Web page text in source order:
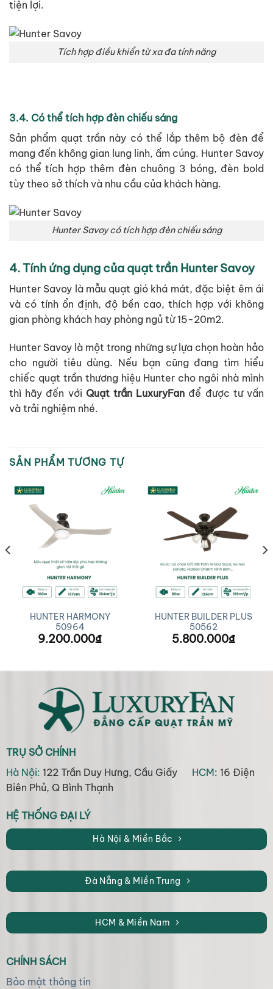
tiện lợi.
Tích hợp điều khiển từ xa đa tính năng
3.4. Có thể tích hợp đèn chiếu sáng
Sản phẩm quạt trần này có thể lắp thêm bộ đèn để
mang đến không gian lung linh, ấm cúng. Hunter Savoy
có thể tích hợp thêm đèn chuông 3 bóng, đèn bold
tùy theo sở thích và nhu cầu của khách hàng.
Hunter Savoy có tích hợp đèn chiếu sáng
4. Tính ứng dụng của quạt trần Hunter Savoy
Hunter Savoy là mẫu quạt gió khá mát, đặc biệt êm ái
và có tính ổn định, độ bền cao, thích hợp với không
gian phòng khách hay phòng ngủ từ 15-20m2.
Hunter Savoy là một trong những sự lựa chọn hoàn hảo
cho người tiêu dùng. Nếu bạn cũng đang tìm hiểu
chiếc quạt trần thương hiệu Hunter cho ngôi nhà mình
thì hãy đến với Quạt trần LuxuryFan để được tư vấn
và trải nghiệm nhé.
SẢN PHẨM TƯƠNG TỰ
HUNTER HARMONY
50964
9.200.000₫
HUNTER BUILDER PLUS
50562
5.800.000₫
TRỤ SỞ CHÍNH
Hà Nội: 122 Trần Duy Hưng, Cầu Giấy HCM: 16 Điện
Biên Phủ, Q Bình Thạnh
HỆ THỐNG ĐẠI LÝ
Hà Nội & Miền Bắc
Đà Nẵng & Miền Trung
HCM & Miền Nam
CHÍNH SÁCH
Bảo mật thông tin